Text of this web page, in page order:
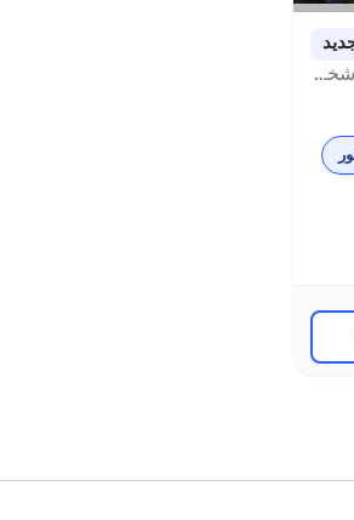
يخت بمحرك بطول 24 متر - سعة 90 شخص - في تشنغلكوي